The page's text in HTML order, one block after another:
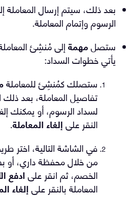
بعد ذلك، سيتم إرسال المعاملة
الرسوم وإتمام المعاملة.
ستصلمهمةإلى مُنشِئ
يأتي خطوات السداد:
ستصلك كمُنشِئ للمعاملة
تفاصيل المعاملة، بعد ذلك
لسداد الرسوم، أو يمكنك
النقر علىإلغاء المعاملة.
في الشاشة التالية، اختر
من خلال محفظة داري، أو
الخصم، ثم انقر علىادفع
المعاملة بالنقر علىإلغاء